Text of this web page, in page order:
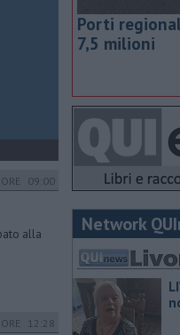
ORE 09:00
alla
ORE 12:28
Porti
7,5 milioni
Network